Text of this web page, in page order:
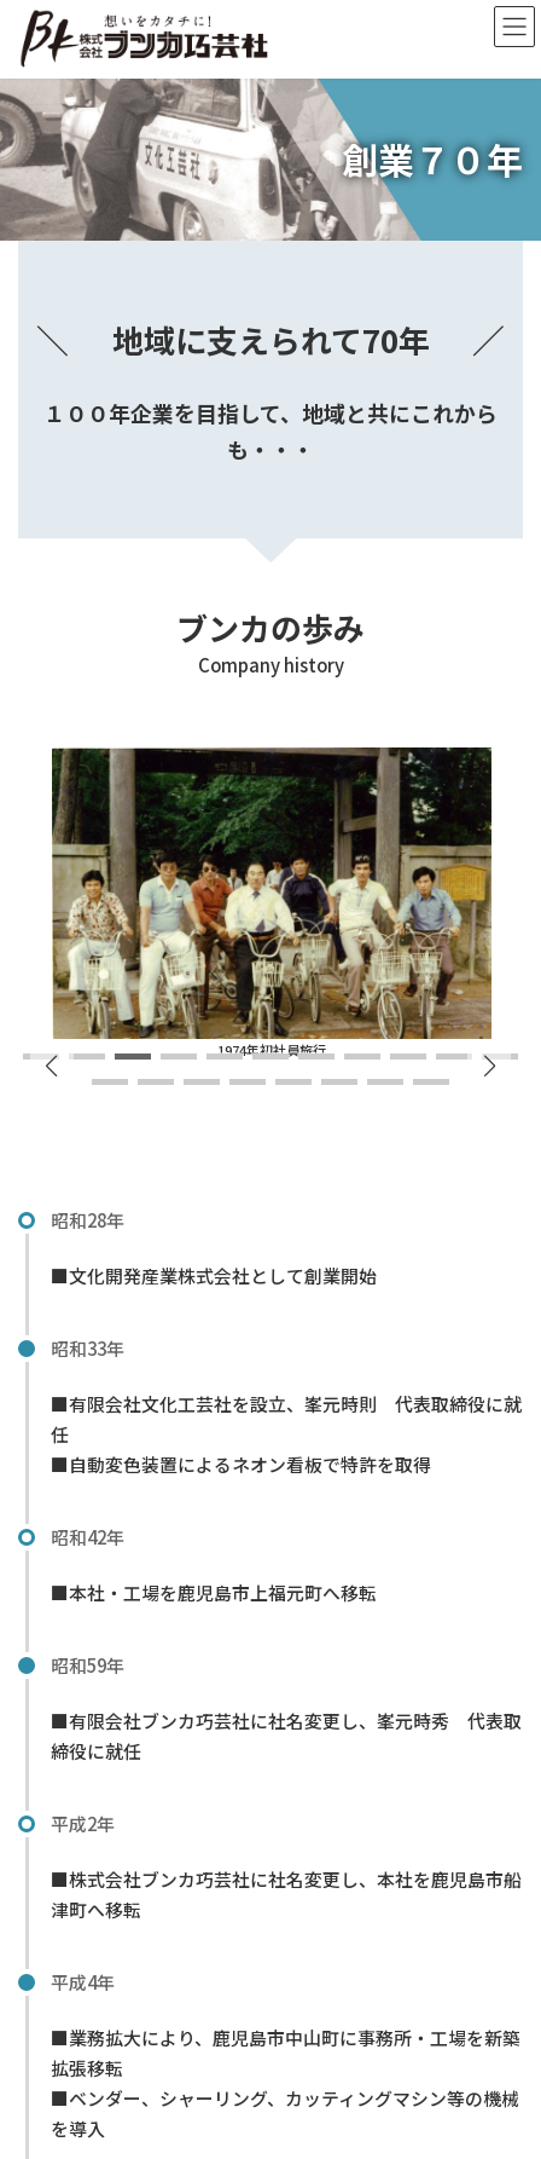
ン
ツ
へ
ス
キ
ッ
プ
ー
シ
ョ
ン
に
移
動
創業７０年
＼ 地域に支えられて70年 ／
１００年企業を目指して、地域と共にこれから
も・・・
ブンカの歩み
Company history
1974年初社員旅行
昭和28年
■文化開発産業株式会社として創業開始
昭和33年
■有限会社文化工芸社を設立、峯元時則 代表取締役に就
任
■自動変色装置によるネオン看板で特許を取得
昭和42年
■本社・工場を鹿児島市上福元町へ移転
昭和59年
■有限会社ブンカ巧芸社に社名変更し、峯元時秀 代表取
締役に就任
平成2年
■株式会社ブンカ巧芸社に社名変更し、本社を鹿児島市船
津町へ移転
平成4年
■業務拡大により、鹿児島市中山町に事務所・工場を新築
拡張移転
■ベンダー、シャーリング、カッティングマシン等の機械
を導入